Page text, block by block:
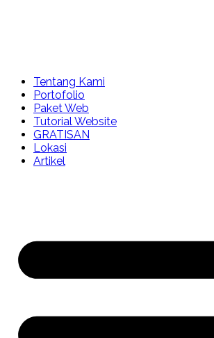
Tentang Kami
Portofolio
Paket Web
Tutorial Website
GRATISAN
Lokasi
Artikel